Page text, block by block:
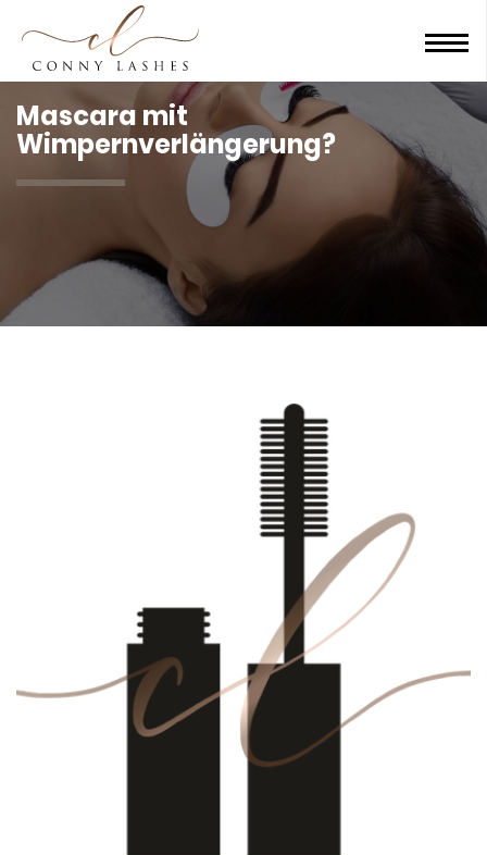
Mascara mit
Wimpernverlängerung?